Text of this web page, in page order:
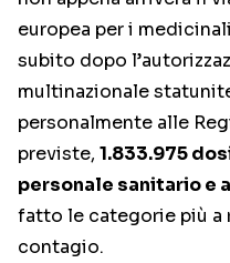
europea per i
subito dopo
multinazionale
personalmente alle
previste, 1.833.975
personale sanitario e
fatto le categorie più a
contagio.